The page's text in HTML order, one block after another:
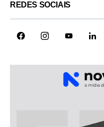
REDES SOCIAIS